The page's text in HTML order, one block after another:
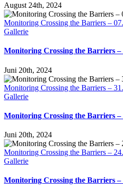
August 24th, 2024
Monitoring Crossing the Barriers –
Gallerie
Monitoring Crossing the Barriers –
Juni 20th, 2024
Monitoring Crossing the Barriers –
Gallerie
Monitoring Crossing the Barriers –
Juni 20th, 2024
Monitoring Crossing the Barriers –
Gallerie
Monitoring Crossing the Barriers –